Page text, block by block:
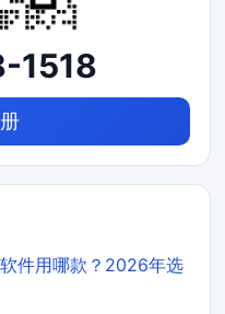
1518
件用哪款？2026年选